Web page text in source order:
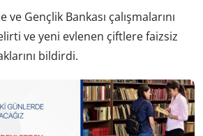
ve Gençlik Bankası çalışmalarını
ve yeni evlenen çiftlere faizsiz
bildirdi.